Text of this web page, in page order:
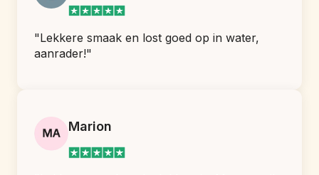
"Lekkere smaak en lost goed op in water,
aanrader!"
Marion